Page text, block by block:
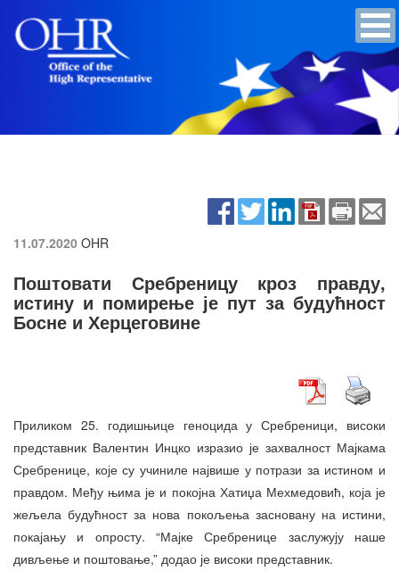
11.07.2020 OHR
Поштовати Сребреницу кроз правду,
истину и помирење је пут за будућност
Босне и Херцеговине
Приликом 25. годишњице геноцида у Сребреници, високи
представник Валентин Инцко изразио је захвалност Мајкама
Сребренице, које су учиниле највише у потрази за истином и
правдом. Међу њима је и покојна Хатиџа Мехмедовић, која је
жељела будућност за нова покољења засновану на истини,
покајању и опросту. “Мајке Сребренице заслужују наше
дивљење и поштовање,” додао је високи представник.